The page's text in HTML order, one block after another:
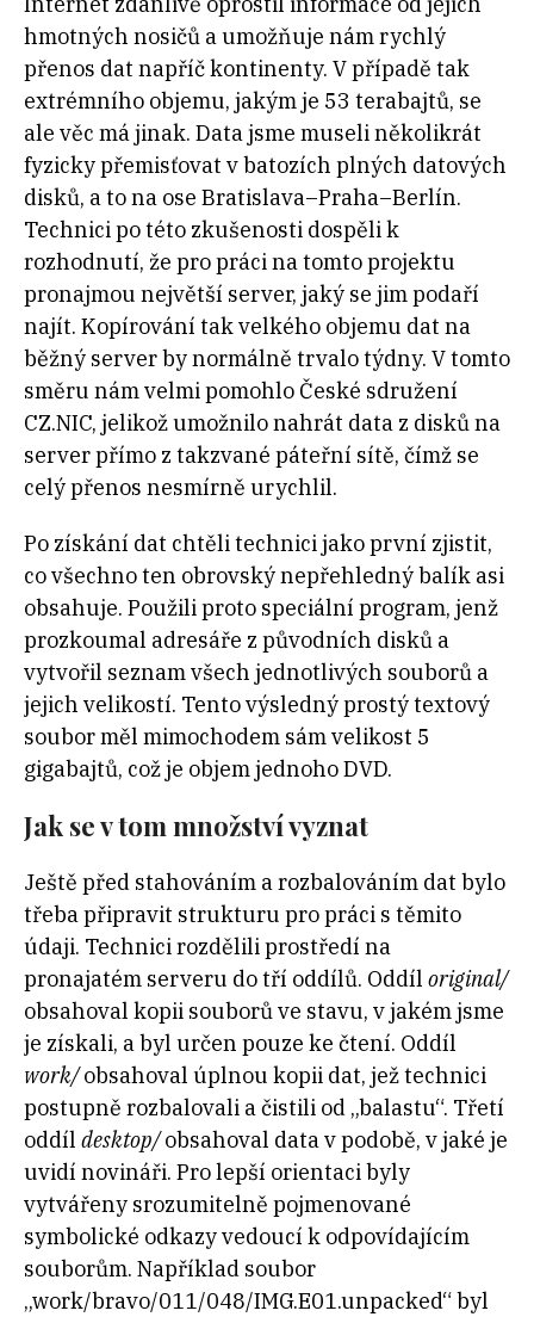
hmotných nosičů a umožňuje nám rychlý
přenos dat napříč kontinenty. V případě tak
extrémního objemu, jakým je 53 terabajtů, se
ale věc má jinak. Data jsme museli několikrát
fyzicky přemisťovat v batozích plných datových
disků, a to na ose Bratislava–Praha–Berlín.
Technici po této zkušenosti dospěli k
rozhodnutí, že pro práci na tomto projektu
pronajmou největší server, jaký se jim podaří
najít. Kopírování tak velkého objemu dat na
běžný server by normálně trvalo týdny. V tomto
směru nám velmi pomohlo České sdružení
CZ.NIC, jelikož umožnilo nahrát data z disků na
server přímo z takzvané páteřní sítě, čímž se
celý přenos nesmírně urychlil.
Po získání dat chtěli technici jako první zjistit,
co všechno ten obrovský nepřehledný balík asi
obsahuje. Použili proto speciální program, jenž
prozkoumal adresáře z původních disků a
vytvořil seznam všech jednotlivých souborů a
jejich velikostí. Tento výsledný prostý textový
soubor měl mimochodem sám velikost 5
gigabajtů, což je objem jednoho DVD.
Jak se v tom množství vyznat
Ještě před stahováním a rozbalováním dat bylo
třeba připravit strukturu pro práci s těmito
údaji. Technici rozdělili prostředí na
pronajatém serveru do tří oddílů. Oddíl original/
obsahoval kopii souborů ve stavu, v jakém jsme
je získali, a byl určen pouze ke čtení. Oddíl
work/obsahoval úplnou kopii dat, jež technici
postupně rozbalovali a čistili od „balastu“. Třetí
oddíl desktop/obsahoval data v podobě, v jaké je
uvidí novináři. Pro lepší orientaci byly
vytvářeny srozumitelně pojmenované
symbolické odkazy vedoucí k odpovídajícím
souborům. Například soubor
„work/bravo/011/048/IMG.E01.unpacked“ byl